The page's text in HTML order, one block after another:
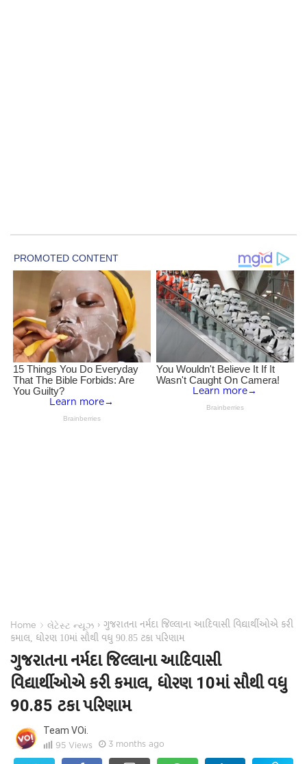
Home › લેટેસ્ટ ન્યૂઝ › ગુજરાતના નર્મદા જિલ્લાના આદિવાસી વિદ્યાર્થીઓએ કરી
કમાલ, ધોરણ 10માં સૌથી વધુ 90.85 ટકા પરિણામ
ગુજરાતના નર્મદા જિલ્લાના આદિવાસી
વિદ્યાર્થીઓએ કરી કમાલ, ધોરણ 10માં સૌથી વધુ
90.85 ટકા પરિણામ
Team VOi.
95 Views 3 months ago